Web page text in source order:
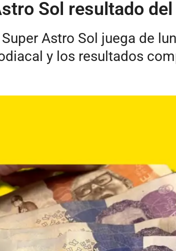
Sol resultado
Astro Sol juega de
y los resultados